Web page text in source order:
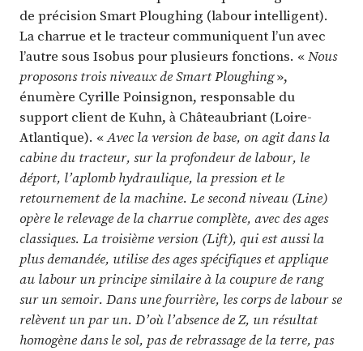
de précision Smart Ploughing (labour intelligent).
La charrue et le tracteur communiquent l’un avec
l’autre sous Isobus pour plusieurs fonctions. «Nous
proposons trois niveaux de Smart Ploughing»,
énumère Cyrille Poinsignon, responsable du
support client de Kuhn, à Châteaubriant (Loire-
Atlantique). «Avec la version de base, on agit dans la
cabine du tracteur, sur la profondeur de labour, le
déport, l’aplomb hydraulique, la pression et le
retournement de la machine. Le second niveau (Line)
opère le relevage de la charrue complète, avec des ages
classiques. La troisième version (Lift), qui est aussi la
plus demandée, utilise des ages spécifiques et applique
au labour un principe similaire à la coupure de rang
sur un semoir. Dans une fourrière, les corps de labour se
relèvent un par un. D’où l’absence de Z, un résultat
homogène dans le sol, pas de rebrassage de la terre, pas